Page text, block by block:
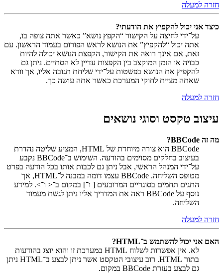
חזרה למעלה
כיצד אני יכול להקפיץ את הודעתי?
על־ידי לחיצה על הקישור “הקפץ נושא” כאשר אתה צופה בו,
אתה יכול “להקפיץ” את הנושא לראש הפורום בעמוד הראשון. עם
זאת, אם אינך רואה את הקישור, הקפצת הנושא יכולה להיות
כבויה או הזמן המוקצב בין הקפצות עדיין לא הסתיים. ניתן גם
להקפיץ את הנושא בפשטות על־ידי שליחת תגובה אליו, אך וודא
שאתה מציית לחוקי המערכת כאשר אתה עושה כך.
חזרה למעלה
עיצוב טקסט וסוגי נושאים
מה זה BBCode?
BBCode הוא צורה מיוחדת של HTML, המציע שליטה נהדרת
בעיצוב בחלקים מסוימים בהודעה. השימוש ב־BBCode נקבע
על־ידי המנהל הראשי, אבל ניתן גם לכבות אותו בכל הודעה בפרט
מטופס השליחה. BBCode עצמו דומה במבנה ל־HTML, אך
התגים תחמים בסוגריים המרובעים [ ו־] במקום ב־< ו־>. למידע
נוסף על BBCode ראה את המדריך אליו ניתן לגשת מעמוד
השליחה.
חזרה למעלה
האם אני יכול להשתמש ב־HTML?
לא. אין אפשרות לשלוח HTML במערכת זו והוא יוצג בהודעות
בתור HTML. רוב עיצובי הטקסט אשר ניתן לבצע ב־HTML ניתן
גם לבצע בעזרת BBCode במקום.